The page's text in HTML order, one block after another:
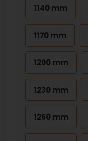
1140 mm
1170 mm
1200 mm
1230 mm
1260 mm